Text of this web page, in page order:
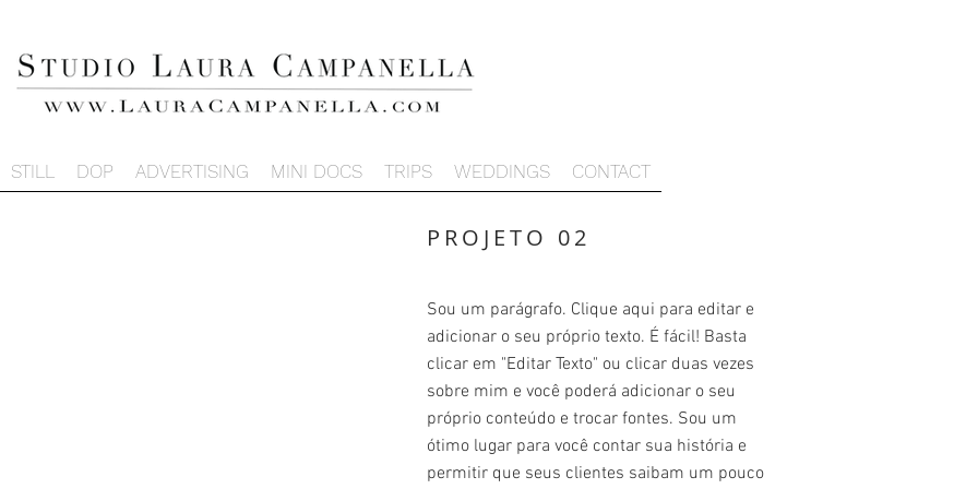
STILL DOP ADVERTISING MINI DOCS TRIPS WEDDINGS CONTACT
PROJETO 02
Sou um parágrafo. Clique aqui para editar e
adicionar o seu próprio texto. É fácil! Basta
clicar em "Editar Texto" ou clicar duas vezes
sobre mim e você poderá adicionar o seu
próprio conteúdo e trocar fontes. Sou um
ótimo lugar para você contar sua história e
permitir que seus clientes saibam um pouco